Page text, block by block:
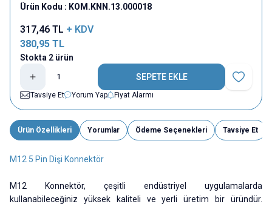
Ürün Kodu : KOM.KNN.13.000018
317,46 TL + KDV
380,95 TL
Stokta 2 ürün
SEPETE EKLE
Favoriye
Tavsiye Et
Yorum Yap Fiyat Alarmı
Ürün Özellikleri Yorumlar Ödeme Seçenekleri Tavsiye Et
M12 5 Pin Dişi Konnektör
M12 Konnektör, çeşitli endüstriyel uygulamalarda
kullanabileceğiniz yüksek kaliteli ve yerli üretim bir üründür.